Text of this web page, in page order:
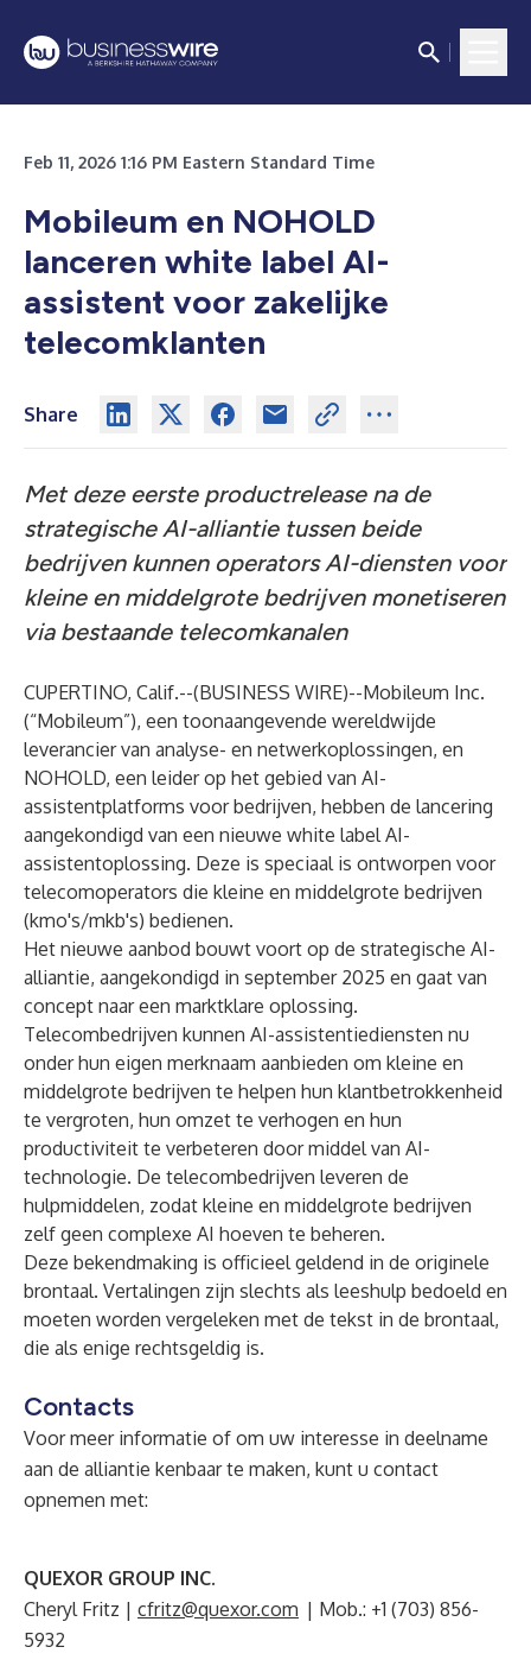
Feb 11, 2026 1:16 PM Eastern Standard Time
Mobileum en NOHOLD
lanceren white label AI-
assistent voor zakelijke
telecomklanten
Share
Met deze eerste productrelease na de
strategische AI-alliantie tussen beide
bedrijven kunnen operators AI-diensten voor
kleine en middelgrote bedrijven monetiseren
via bestaande telecomkanalen
CUPERTINO, Calif.--(BUSINESS WIRE)--Mobileum Inc.
(“Mobileum”), een toonaangevende wereldwijde
leverancier van analyse- en netwerkoplossingen, en
NOHOLD, een leider op het gebied van AI-
assistentplatforms voor bedrijven, hebben de lancering
aangekondigd van een nieuwe white label AI-
assistentoplossing. Deze is speciaal is ontworpen voor
telecomoperators die kleine en middelgrote bedrijven
(kmo's/mkb's) bedienen.
Het nieuwe aanbod bouwt voort op de strategische AI-
alliantie, aangekondigd in september 2025 en gaat van
concept naar een marktklare oplossing.
Telecombedrijven kunnen AI-assistentiediensten nu
onder hun eigen merknaam aanbieden om kleine en
middelgrote bedrijven te helpen hun klantbetrokkenheid
te vergroten, hun omzet te verhogen en hun
productiviteit te verbeteren door middel van AI-
technologie. De telecombedrijven leveren de
hulpmiddelen, zodat kleine en middelgrote bedrijven
zelf geen complexe AI hoeven te beheren.
Deze bekendmaking is officieel geldend in de originele
brontaal. Vertalingen zijn slechts als leeshulp bedoeld en
moeten worden vergeleken met de tekst in de brontaal,
die als enige rechtsgeldig is.
Contacts
Voor meer informatie of om uw interesse in deelname
aan de alliantie kenbaar te maken, kunt u contact
opnemen met:
QUEXOR GROUP INC.
Cheryl Fritz | cfritz@quexor.com | Mob.: +1 (703) 856-
5932